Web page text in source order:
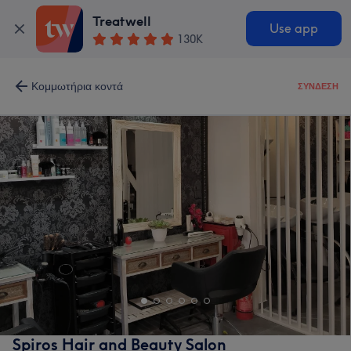
Treatwell
130K
Use app
Κομμωτήρια κοντά ΣΎΝΔΕΣΗ
Spiros Hair and Beauty Salon